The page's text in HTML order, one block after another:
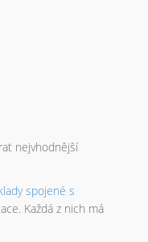
nejvhodnější
spojené s
Každá z nich má